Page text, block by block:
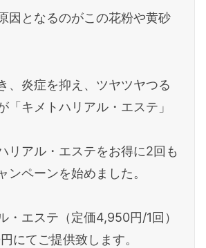
因となるのがこの花粉や黄砂
、炎症を抑え、ツヤツヤつる
「キメトハリアル・エステ」
リアル・エステをお得に2回も
ンペーンを始めました。
・エステ（定価4,950円/1回）
にてご提供致します。